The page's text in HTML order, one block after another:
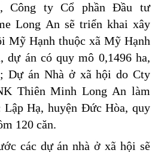
Công ty Cổ phần Đầu tư
Long An sẽ triển khai xây
Mỹ Hạnh thuộc xã Mỹ Hạnh
dự án có quy mô 0,1496 ha,
Dự án Nhà ở xã hội do Cty
Thiên Minh Long An làm
Hạ, huyện Đức Hòa, quy
120 căn.
các dự án nhà ở xã hội sẽ